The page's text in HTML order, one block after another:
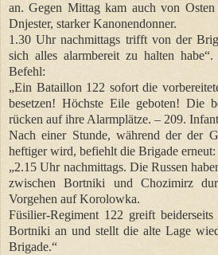
an. Gegen Mittag kam auch von Osten
Dnjester, starker Kanonendonner.
1.30 Uhr nachmittags trifft von der
sich alles alarmbereit zu halten
Befehl:
„Ein Bataillon 122 sofort die
besetzen! Höchste Eile geboten! Die
rücken auf ihre Alarmplätze. – 209.
Nach einer Stunde, während der der
heftiger wird, befiehlt die Brigade erneut:
„2.15 Uhr nachmittags. Die Russen
zwischen Bortniki und Chozimirz
Vorgehen auf Korolowka.
Füsilier-Regiment 122 greift
Bortniki an und stellt die alte Lage
Brigade.“